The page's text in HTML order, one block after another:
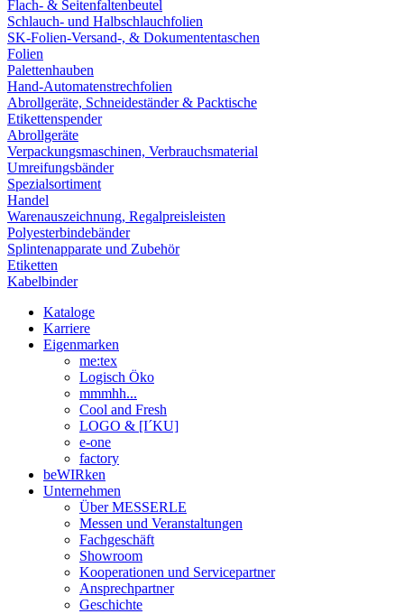
Flach- & Seitenfaltenbeutel
Schlauch- und Halbschlauchfolien
SK-Folien-Versand-, & Dokumententaschen
Folien
Palettenhauben
Hand-Automatenstrechfolien
Abrollgeräte, Schneideständer & Packtische
Etikettenspender
Abrollgeräte
Verpackungsmaschinen, Verbrauchsmaterial
Umreifungsbänder
Spezialsortiment
Handel
Warenauszeichnung, Regalpreisleisten
Polyesterbindebänder
Splintenapparate und Zubehör
Etiketten
Kabelbinder
Kataloge
Karriere
Eigenmarken
me:tex
Logisch Öko
mmmhh...
Cool and Fresh
LOGO & [I´KU]
e-one
factory
beWIRken
Unternehmen
Über MESSERLE
Messen und Veranstaltungen
Fachgeschäft
Showroom
Kooperationen und Servicepartner
Ansprechpartner
Geschichte